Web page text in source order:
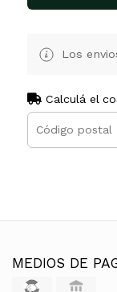
Los
Calculá el
MEDIOS DE